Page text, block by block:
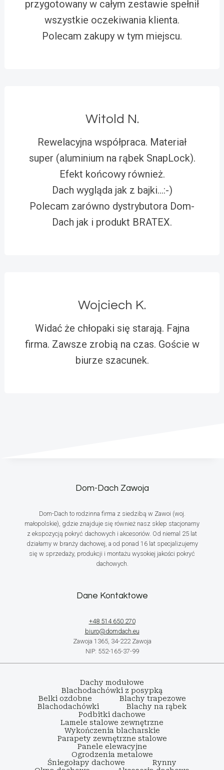
przygotowany w całym zestawie spełnił
wszystkie oczekiwania klienta.
Polecam zakupy w tym miejscu.
Witold N.
Rewelacyjna współpraca. Materiał
super (aluminium na rąbek SnapLock).
Efekt końcowy również.
Dach wygląda jak z bajki…:-)
Polecam zarówno dystrybutora Dom-
Dach jak i produkt BRATEX.
Wojciech K.
Widać że chłopaki się starają. Fajna
firma. Zawsze zrobią na czas. Goście w
biurze szacunek.
Dom-Dach Zawoja
Dom-Dach to rodzinna firma z siedzibą w Zawoi (woj.
małopolskie), gdzie znajduje się również nasz sklep stacjonarny
z ekspozycją pokryć dachowych i akcesoriów. Od niemal 25 lat
działamy w branży dachowej, a od ponad 16 lat specjalizujemy
się w sprzedaży, produkcji i montażu wysokiej jakości pokryć
dachowych.
Dane Kontaktowe
+48 514 650 270
biuro@domdach.eu
Zawoja 1365, 34-222 Zawoja
NIP: 552-165-37-99
Dachy modułowe
Blachodachówki z posypką
Belki ozdobne
Blachy trapezowe
Blachodachówki
Blachy na rąbek
Podbitki dachowe
Lamele stalowe zewnętrzne
Wykończenia blacharskie
Parapety zewnętrzne stalowe
Panele elewacyjne
Ogrodzenia metalowe
Śniegołapy dachowe
Rynny